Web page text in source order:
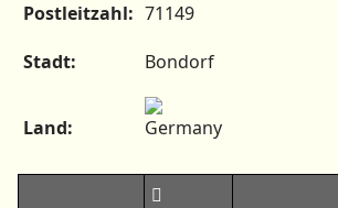
Postleitzahl: 71149
Stadt:
Bondorf
Land: